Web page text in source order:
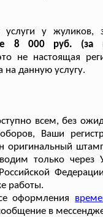
у жуликов,
8 000 руб. (за
не настоящая
данную услугу.
всем, без
Ваши
оригинальный
только
работы.
оформления
в